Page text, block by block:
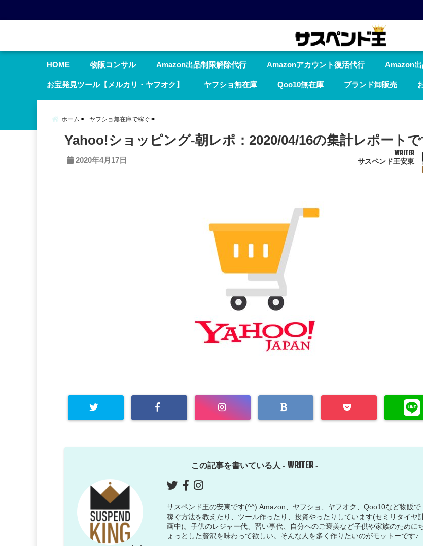
HOME 物販コンサル Amazon出品制限解除代行 Amazonアカウント復活代行 Amazon
お宝発見ツール【メルカリ・ヤフオク】 ヤフショ無在庫 Qoo10無在庫 ブランド卸販売
ホーム ヤフショ無在庫で稼ぐ
Yahoo!ショッピング-朝レポ：2020/04/16の集計レポート
2020年4月17日
WRITER
サスペンド王安東
この記事を書いている人 - WRITER -
サスペンド王の安東です(^^) Amazon、ヤフショ、ヤフオク、Qoo10など物販で
稼ぐ方法を教えたり、ツール作ったり、投資やったりしています(セミリタイヤ
画中)。子供のレジャー代、習い事代、自分へのご褒美など子供や家族のために
ょっとした贅沢を味わって欲しい。そんな人を多く作りたいのがモットーです♪